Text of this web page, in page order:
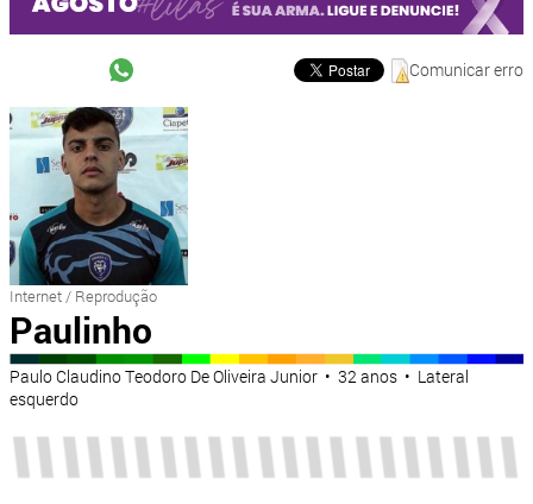
Comunicar erro
Internet / Reprodução
Paulinho
Paulo Claudino Teodoro De Oliveira Junior • 32 anos • Lateral
esquerdo